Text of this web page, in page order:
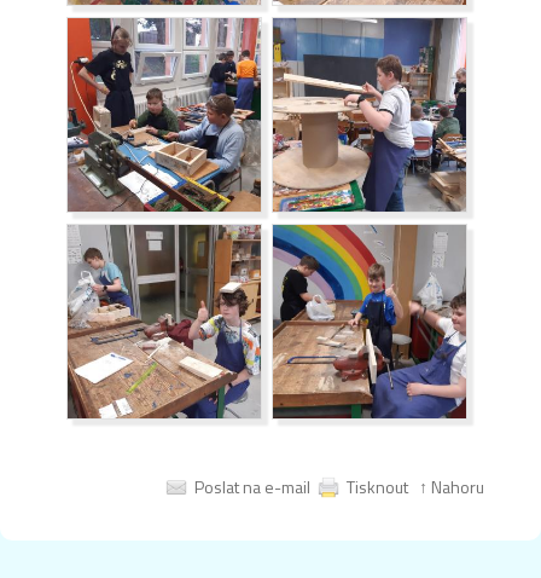
Poslat na e-mail Tisknout ↑ Nahoru